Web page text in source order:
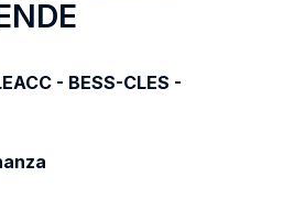
- BESS-CLES -